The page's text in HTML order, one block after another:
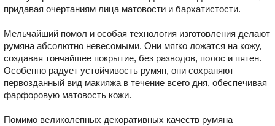
придавая очертаниям лица матовости и бархатистости.
Мельчайший помол и особая технология изготовления делают
румяна абсолютно невесомыми. Они мягко ложатся на кожу,
создавая тончайшее покрытие, без разводов, полос и пятен.
Особенно радует устойчивость румян, они сохраняют
первозданный вид макияжа в течение всего дня, обеспечивая
фарфоровую матовость кожи.
Помимо великолепных декоративных качеств румяна